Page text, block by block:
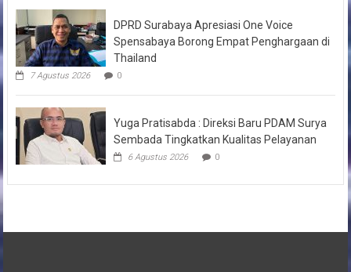
DPRD Surabaya Apresiasi One Voice
Spensabaya Borong Empat Penghargaan di
Thailand
7 Agustus 2026 0
Yuga Pratisabda : Direksi Baru PDAM Surya
Sembada Tingkatkan Kualitas Pelayanan
6 Agustus 2026 0